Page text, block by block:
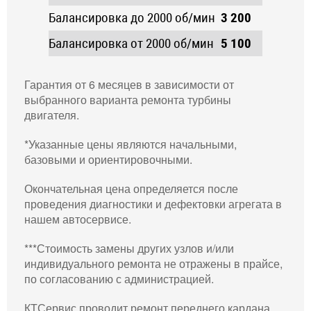
Балансировка до 2000 об/мин 3 200
Балансировка от 2000 об/мин 5 100
Гарантия от 6 месяцев в зависимости от
выбранного варианта ремонта турбины
двигателя.
*Указанные цены являются начальными,
базовыми и ориентировочными.
Окончательная цена определяется после
проведения диагностики и дефектовки агрегата в
нашем автосервисе.
***Стоимость замены других узлов и/или
индивидуального ремонта не отражены в прайсе,
по согласованию с администрацией.